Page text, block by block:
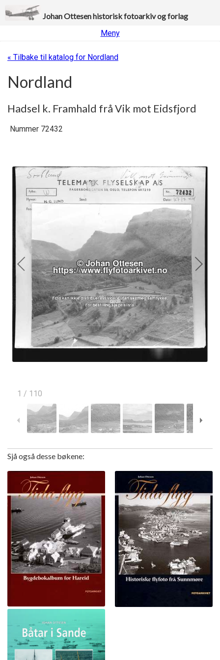
Johan Ottesen historisk fotoarkiv og forlag
Meny
« Tilbake til katalog for Nordland
Nordland
Hadsel k. Framhald frå Vik mot Eidsfjord
1 / 110
Nummer 72432
Sjå også desse bøkene: